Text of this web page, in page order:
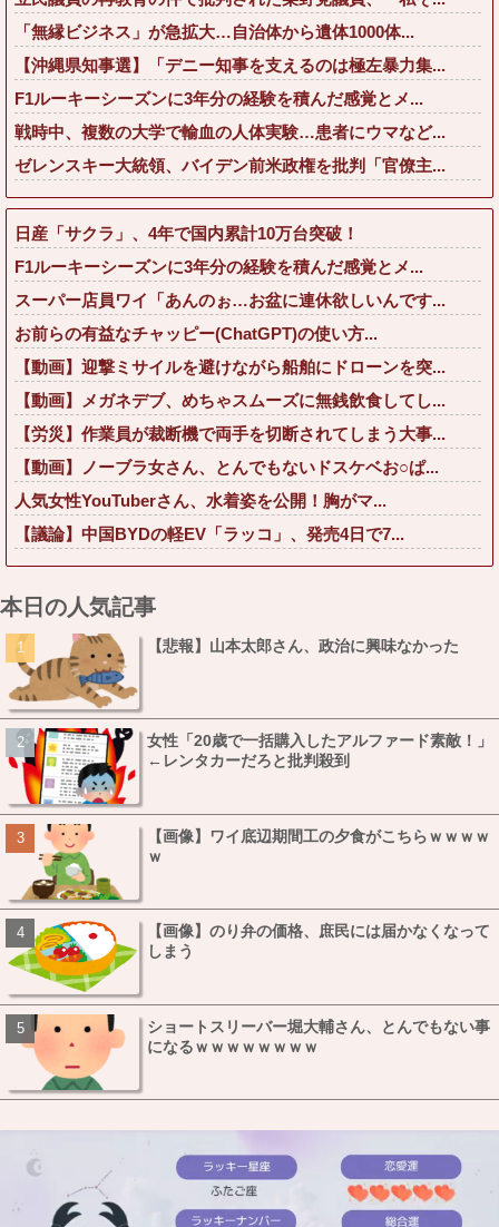
「無縁ビジネス」が急拡大…自治体から遺体1000体...
【沖縄県知事選】「デニー知事を支えるのは極左暴力集...
F1ルーキーシーズンに3年分の経験を積んだ感覚とメ...
戦時中、複数の大学で輸血の人体実験…患者にウマなど...
ゼレンスキー大統領、バイデン前米政権を批判「官僚主...
日産「サクラ」、4年で国内累計10万台突破！
F1ルーキーシーズンに3年分の経験を積んだ感覚とメ...
スーパー店員ワイ「あんのぉ…お盆に連休欲しいんです...
お前らの有益なチャッピー(ChatGPT)の使い方...
【動画】迎撃ミサイルを避けながら船舶にドローンを突...
【動画】メガネデブ、めちゃスムーズに無銭飲食してし...
【労災】作業員が裁断機で両手を切断されてしまう大事...
【動画】ノーブラ女さん、とんでもないドスケベお○ぱ...
人気女性YouTuberさん、水着姿を公開！胸がマ...
【議論】中国BYDの軽EV「ラッコ」、発売4日で7...
本日の人気記事
【悲報】山本太郎さん、政治に興味なかった
女性「20歳で一括購入したアルファード素敵！」
←レンタカーだろと批判殺到
【画像】ワイ底辺期間工の夕食がこちらｗｗｗｗ
ｗ
【画像】のり弁の価格、庶民には届かなくなって
しまう
ショートスリーバー堀大輔さん、とんでもない事
になるｗｗｗｗｗｗｗｗ